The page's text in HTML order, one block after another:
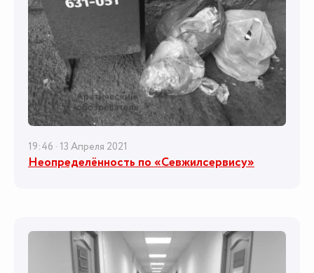
19:46 · 13 Апреля 2021
Неопределённость по «Севжилсервису»